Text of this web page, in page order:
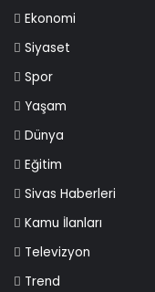
Ekonomi
Siyaset
Spor
Yaşam
Dünya
Eğitim
Sivas Haberleri
Kamu İlanları
Televizyon
Trend